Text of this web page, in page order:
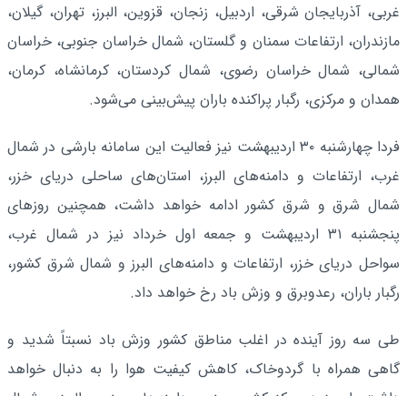
غربی، آذربایجان شرقی، اردبیل، زنجان، قزوین، البرز، تهران، گیلان،
مازندران، ارتفاعات سمنان و گلستان، شمال خراسان جنوبی، خراسان
شمالی، شمال خراسان رضوی، شمال کردستان، کرمانشاه، کرمان،
همدان و مرکزی، رگبار پراکنده باران پیش‌بینی می‌شود.
فردا چهارشنبه ۳۰ اردیبهشت نیز فعالیت این سامانه بارشی در شمال
غرب، ارتفاعات و دامنه‌های البرز، استان‌های ساحلی دریای خزر،
شمال شرق و شرق کشور ادامه خواهد داشت، همچنین روزهای
پنجشنبه ۳۱ اردیبهشت و جمعه اول خرداد نیز در شمال غرب،
سواحل دریای خزر، ارتفاعات و دامنه‌های البرز و شمال شرق کشور،
رگبار باران، رعدوبرق و وزش باد رخ خواهد داد.
طی سه روز آینده در اغلب مناطق کشور وزش باد نسبتاً شدید و
گاهی همراه با گردوخاک، کاهش کیفیت هوا را به دنبال خواهد